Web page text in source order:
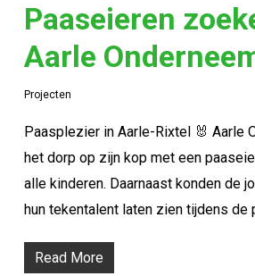
Paaseieren
Aarle
Projecten
Paasplezier in Aarle-Rixtel 🐰 Aarle
het dorp op zijn kop met een
alle kinderen. Daarnaast konden de
hun tekentalent laten zien tijdens de
Read More